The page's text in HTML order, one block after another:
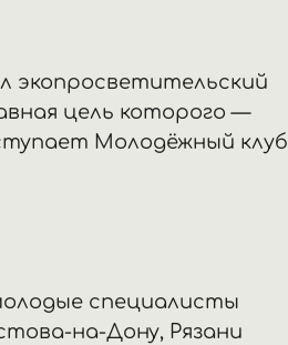
экопросветительский
цель которого —
Молодёжный клуб
специалисты
на-Дону, Рязани